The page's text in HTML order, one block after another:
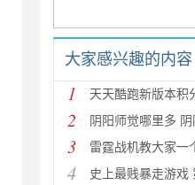
大家感兴趣的内容
1 天天酷跑新版本积分抽奖方
2 阴阳师觉哪里多
3 雷霆战机教大家一个
4 史上最贱暴走游戏 第1-